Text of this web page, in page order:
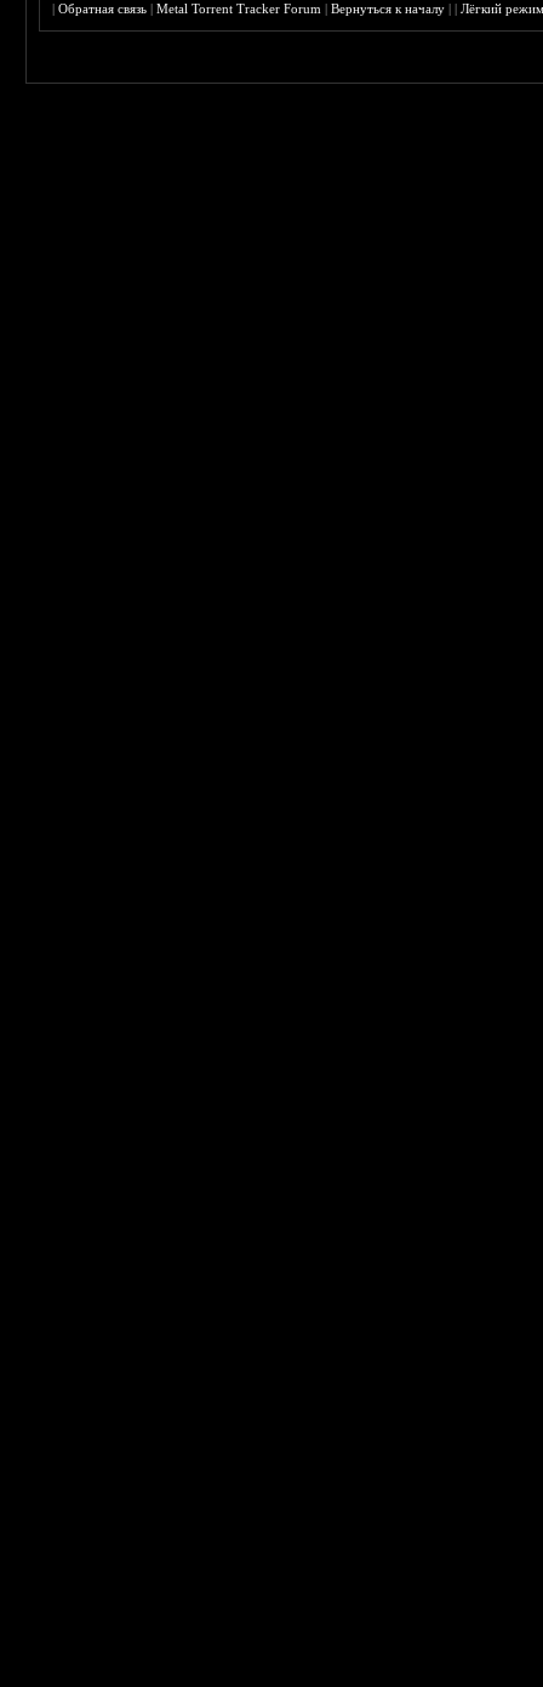
|Обратная связь |Metal Torrent Tracker Forum |Вернуться к началу ||Лёгкий